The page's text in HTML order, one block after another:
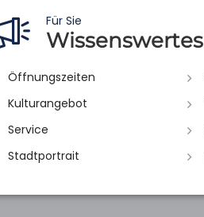
Für Sie
Wissenswertes
Öffnungszeiten
Kulturangebot
Service
Stadtportrait